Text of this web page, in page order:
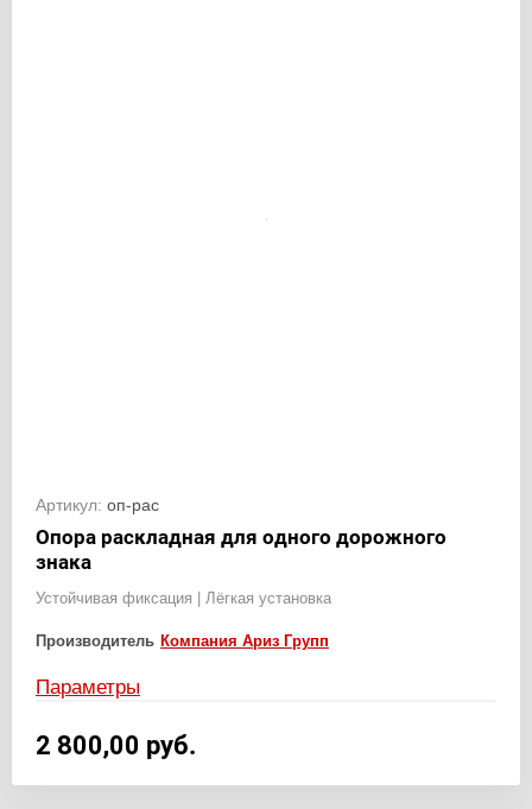
Артикул: оп-рас
Опора раскладная для одного дорожного
знака
Устойчивая фиксация | Лёгкая установка
Производитель Компания Ариз Групп
Параметры
2 800,00 руб.